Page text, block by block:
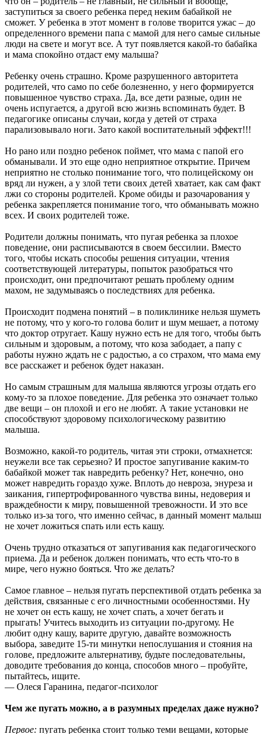
заступиться за своего ребенка перед неким бабайкой не
сможет. У ребенка в этот момент в голове творится ужас – до
определенного времени папа с мамой для него самые сильные
люди на свете и могут все. А тут появляется какой-то бабайка
и мама спокойно отдаст ему малыша?
Ребенку очень страшно. Кроме разрушенного авторитета
родителей, что само по себе болезненно, у него формируется
повышенное чувство страха. Да, все дети разные, один не
очень испугается, а другой всю жизнь вспоминать будет. В
педагогике описаны случаи, когда у детей от страха
парализовывало ноги. Зато какой воспитательный эффект!!!
Но рано или поздно ребенок поймет, что мама с папой его
обманывали. И это еще одно неприятное открытие. Причем
неприятно не столько понимание того, что полицейскому он
вряд ли нужен, а у злой тети своих детей хватает, как сам факт
лжи со стороны родителей. Кроме обиды и разочарования у
ребенка закрепляется понимание того, что обманывать можно
всех. И своих родителей тоже.
Родители должны понимать, что пугая ребенка за плохое
поведение, они расписываются в своем бессилии. Вместо
того, чтобы искать способы решения ситуации, чтения
соответствующей литературы, попыток разобраться что
происходит, они предпочитают решать проблему одним
махом, не задумываясь о последствиях для ребенка.
Происходит подмена понятий – в поликлинике нельзя шуметь
не потому, что у кого-то голова болит и шум мешает, а потому
что доктор отругает. Кашу нужно есть не для того, чтобы быть
сильным и здоровым, а потому, что коза забодает, а папу с
работы нужно ждать не с радостью, а со страхом, что мама ему
все расскажет и ребенок будет наказан.
Но самым страшным для малыша являются угрозы отдать его
кому-то за плохое поведение. Для ребенка это означает только
две вещи – он плохой и его не любят. А такие установки не
способствуют здоровому психологическому развитию
малыша.
Возможно, какой-то родитель, читая эти строки, отмахнется:
неужели все так серьезно? И простое запугивание каким-то
бабайкой может так навредить ребенку? Нет, конечно, оно
может навредить гораздо хуже. Вплоть до невроза, энуреза и
заикания, гипертрофированного чувства вины, недоверия и
враждебности к миру, повышенной тревожности. И это все
только из-за того, что именно сейчас, в данный момент малыш
не хочет ложиться спать или есть кашу.
Очень трудно отказаться от запугивания как педагогического
приема. Да и ребенок должен понимать, что есть что-то в
мире, чего нужно бояться. Что же делать?
Самое главное – нельзя пугать перспективой отдать ребенка за
действия, связанные с его личностными особенностями. Ну
не хочет он есть кашу, не хочет спать, а хочет бегать и
прыгать! Учитесь выходить из ситуации по-другому. Не
любит одну кашу, варите другую, давайте возможность
выбора, заведите 15-ти минутки непослушания и стояния на
голове, предложите альтернативу, будьте последовательны,
доводите требования до конца, способов много – пробуйте,
пытайтесь, ищите.
— Олеся Гаранина, педагог-психолог
Чем же пугать можно, а в разумных пределах даже нужно?
Первое: пугать ребенка стоит только теми вещами, которые